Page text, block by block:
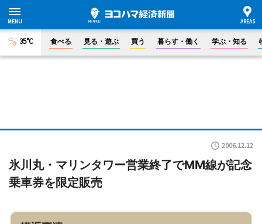
35°C 食べる 見る・遊ぶ 買う 暮らす・働く 学ぶ・知る
2006.12.12
氷川丸・マリンタワー営業終了でMM線が記念
乗車券を限定販売